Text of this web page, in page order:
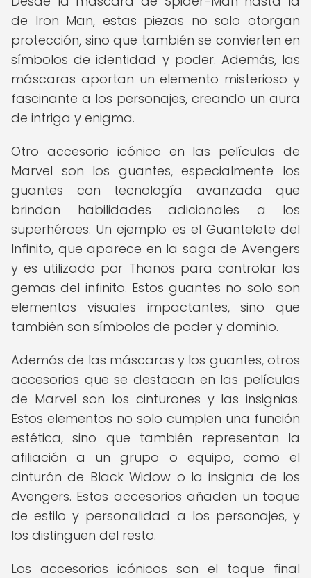
de Iron Man, estas piezas no solo otorgan
protección, sino que también se convierten en
símbolos de identidad y poder. Además, las
máscaras aportan un elemento misterioso y
fascinante a los personajes, creando un aura
de intriga y enigma.
Otro accesorio icónico en las películas de
Marvel son los guantes, especialmente los
guantes con tecnología avanzada que
brindan habilidades adicionales a los
superhéroes. Un ejemplo es el Guantelete del
Infinito, que aparece en la saga de Avengers
y es utilizado por Thanos para controlar las
gemas del infinito. Estos guantes no solo son
elementos visuales impactantes, sino que
también son símbolos de poder y dominio.
Además de las máscaras y los guantes, otros
accesorios que se destacan en las películas
de Marvel son los cinturones y las insignias.
Estos elementos no solo cumplen una función
estética, sino que también representan la
afiliación a un grupo o equipo, como el
cinturón de Black Widow o la insignia de los
Avengers. Estos accesorios añaden un toque
de estilo y personalidad a los personajes, y
los distinguen del resto.
Los accesorios icónicos son el toque final